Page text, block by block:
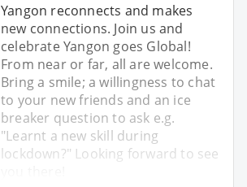
Yangon reconnects and makes
new connections. Join us and
celebrate Yangon goes Global!
From near or far, all are welcome.
Bring a smile; a willingness to chat
to your new friends and an ice
breaker question to ask e.g.
"Learnt a new skill during
lockdown?" Looking forward to see